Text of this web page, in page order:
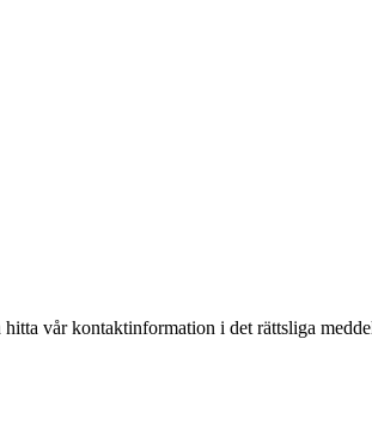
vår kontaktinformation i det rättsliga